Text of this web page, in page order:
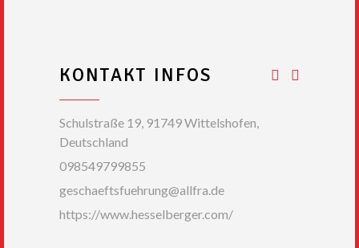
KONTAKT INFOS
Schulstraße 19, 91749 Wittelshofen,
Deutschland
098549799855
geschaeftsfuehrung@allfra.de
https://www.hesselberger.com/